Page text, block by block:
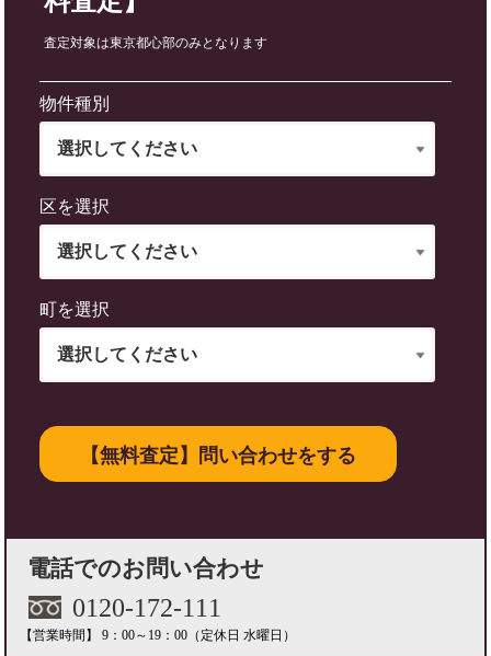
査定対象は東京都心部のみとなります
物件種別
区を選択
町を選択
【無料査定】問い合わせをする
電話でのお問い合わせ
0120-172-111
【営業時間】 9：00～19：00 （定休日 水曜日）